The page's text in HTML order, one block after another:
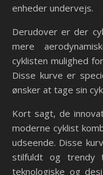
enheder undervejs.
Derudover er der
mere
cyklisten mulighed
Disse kurve er
ønsker at tage sin
Kort sagt, de
moderne cyklist
udseende. Disse
stilfuldt og trendy
teknologiske og